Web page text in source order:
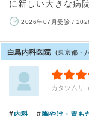
に新しい大きな病
2026年07月受診 /
白鳥内科医院 (東京都・
カタツムリ
内科 胸やけ・胃も